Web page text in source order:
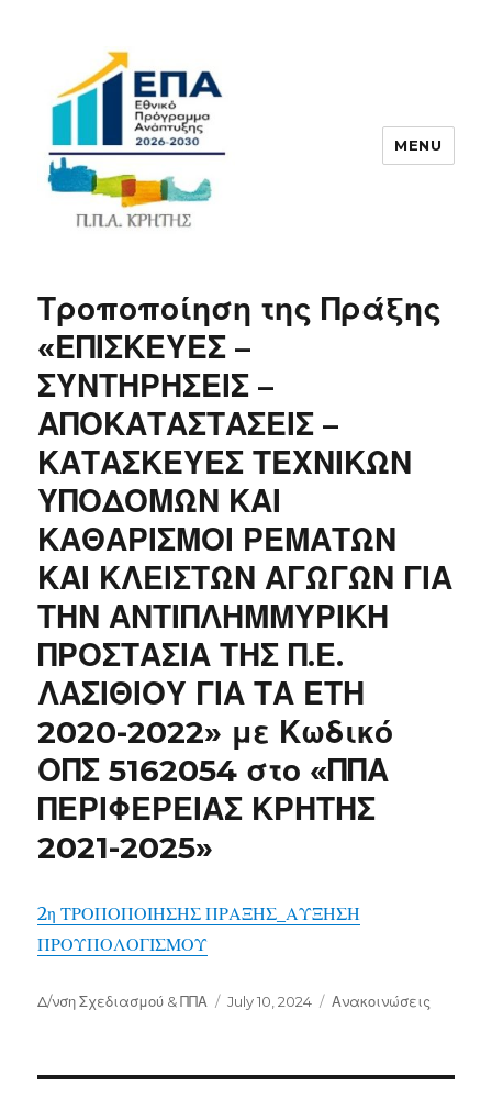
MENU
Τροποποίηση της Πράξης
«ΕΠΙΣΚΕΥΕΣ –
ΣΥΝΤΗΡΗΣΕΙΣ –
ΑΠΟΚΑΤΑΣΤΑΣΕΙΣ –
ΚΑΤΑΣΚΕΥΕΣ ΤΕΧΝΙΚΩΝ
ΥΠΟΔΟΜΩΝ ΚΑΙ
ΚΑΘΑΡΙΣΜΟΙ ΡΕΜΑΤΩΝ
ΚΑΙ ΚΛΕΙΣΤΩΝ ΑΓΩΓΩΝ ΓΙΑ
ΤΗΝ ΑΝΤΙΠΛΗΜΜΥΡΙΚΗ
ΠΡΟΣΤΑΣΙΑ ΤΗΣ Π.Ε.
ΛΑΣΙΘΙΟΥ ΓΙΑ ΤΑ ΕΤΗ
2020-2022» με Κωδικό
ΟΠΣ 5162054 στο «ΠΠΑ
ΠΕΡΙΦΕΡΕΙΑΣ ΚΡΗΤΗΣ
2021-2025»
2η ΤΡΟΠΟΠΟΙΗΣΗΣ ΠΡΑΞΗΣ_ΑΥΞΗΣΗ
ΠΡΟΥΠΟΛΟΓΙΣΜΟΥ
Author
Δ/νση Σχεδιασμού & ΠΠΑ
Posted
July 10, 2024 Categories
Ανακοινώσεις